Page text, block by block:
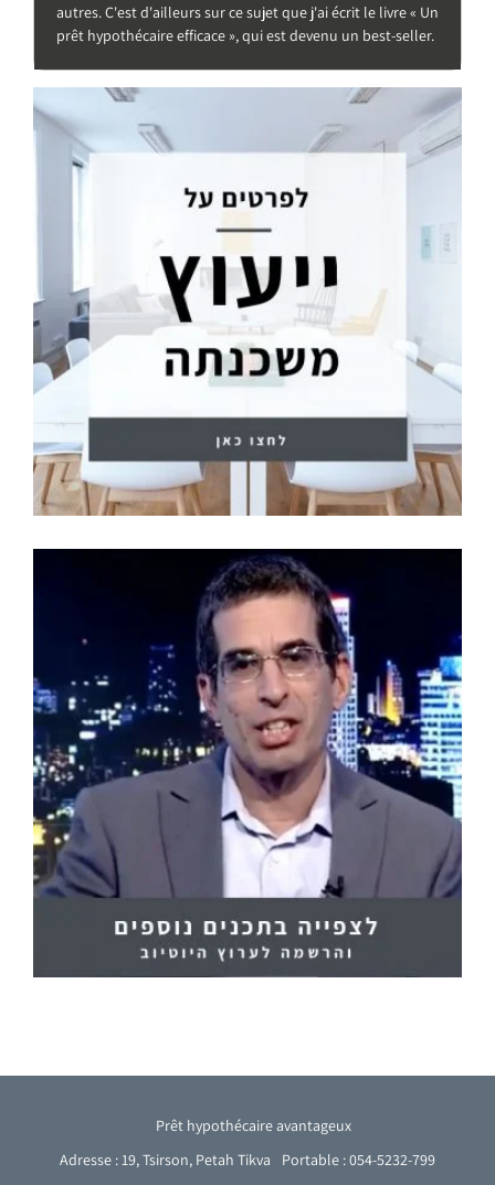
autres. C'est d'ailleurs sur ce sujet que j'ai écrit le livre « Un
prêt hypothécaire efficace », qui est devenu un best-seller.
Prêt hypothécaire avantageux
Adresse : 19, Tsirson, Petah Tikva
Portable : 054-5232-799